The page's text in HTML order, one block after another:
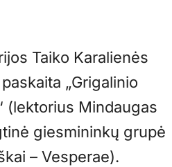
Taiko Karalienės
„Grigalinio
(lektorius Mindaugas
giesmininkų grupė
– Vesperae).